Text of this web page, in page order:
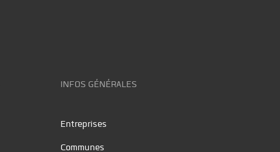
INFOS GÉNÉRALES
Entreprises
Communes